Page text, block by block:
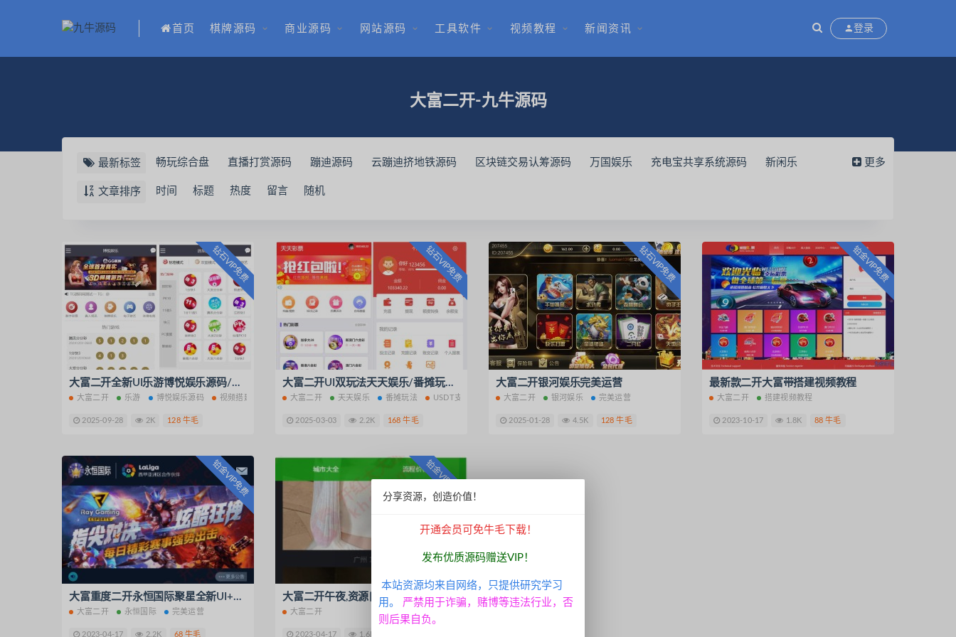
首页 棋牌源码 商业源码 网站源码 工具软件 视频教程 新闻资讯 登录
大富二开-九牛源码
最新标签 畅玩综合盘 直播打赏源码 蹦迪源码 云蹦迪挤地铁源码 区块链交易认筹源码 万国娱乐 充电宝共享系统源码 新闲乐
闲娱电玩 28源码 28理财 红鸟房卡棋牌游戏
APP打包封装 资源整理 棋牌架设教程 南通长牌游戏 血战炸金花 流量统计 付费资源社区系统 短视频APP源码
HTML5源码 开源捕鱼游戏 酒都牌坊 汉中牛牛游戏源码 游戏平台架设视频 电玩城搭建教程 酷艺游源码 德州扑克源码
捕鱼棋牌游戏 吾服电玩城 长沙房卡棋牌游戏 授权系统源码 SaaS短网址 聚合支付 个人免签系统源码 电商快递代发平台
礼品代发系统源码 天天赢麻将游戏 麻将圈棋牌 晃晃麻将 电玩城棋牌 金满楼 电竞护航系统源码
电竞护航源码 占卜系统源码 海外理财源码 艺乐游棋牌 足球盘源码 矿池源码 多语言抢单源码 数码盲盒源码
三公大吃小 万利二次开发版 王者星耀 破解授权 深空麻 众乐乐棋牌游戏 1元夺宝 股票交易所
云钱包源码 java开发 虚拟交易系统源码 虚拟币交易所 区块链理财系统 多语言云矿机 矿机算力合约 点赞任务系统
更多
文章排序 时间 标题 热度 留言 随机
钻石VIP免费
大富二开全新UI乐游博悦娱乐源码/余额宝理财/前后端重构/完整运营修复版本/带视频搭建教程
大富二开 乐游 博悦娱乐源码 视频搭建教程
2025-09-28 2K 128 牛毛
钻石VIP免费
大富二开UI双玩法天天娱乐/番摊玩法/USDT支付/采集已修复/带搭建教程
大富二开 天天娱乐 番摊玩法 USDT支付
2025-03-03 2.2K 168 牛毛
钻石VIP免费
大富二开银河娱乐完美运营
大富二开 银河娱乐 完美运营
2025-01-28 4.5K 128 牛毛
铂金VIP免费
最新款二开大富带搭建视频教程
大富二开 搭建视频教程
2023-10-17 1.8K 88 牛毛
铂金VIP免费
大富重度二开永恒国际聚星全新UI+机器人+聊天室+完美运营
大富二开 永恒国际 完美运营
2023-04-17 2.2K 68 牛毛
铂金VIP免费
大富二开午夜,资源自带,H+菜,完美运营
大富二开
2023-04-17 1.6K
分享资源，创造价值！
开通会员可免牛毛下载！
发布优质源码赠送VIP！
本站资源均来自网络，只提供研究学习
用。
严禁用于诈骗，赌博等违法行业，否
则后果自负。